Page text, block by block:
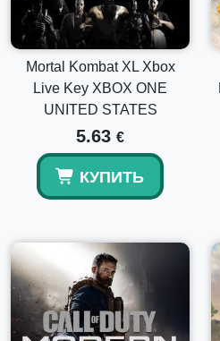
Mortal Kombat XL Xbox
Live Key XBOX ONE
UNITED STATES
5.63 €
КУПИТЬ